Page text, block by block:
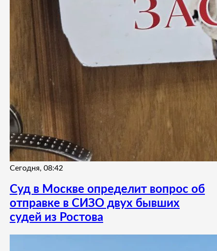
Сегодня, 08:42
Суд в Москве определит вопрос об
отправке в СИЗО двух бывших
судей из Ростова